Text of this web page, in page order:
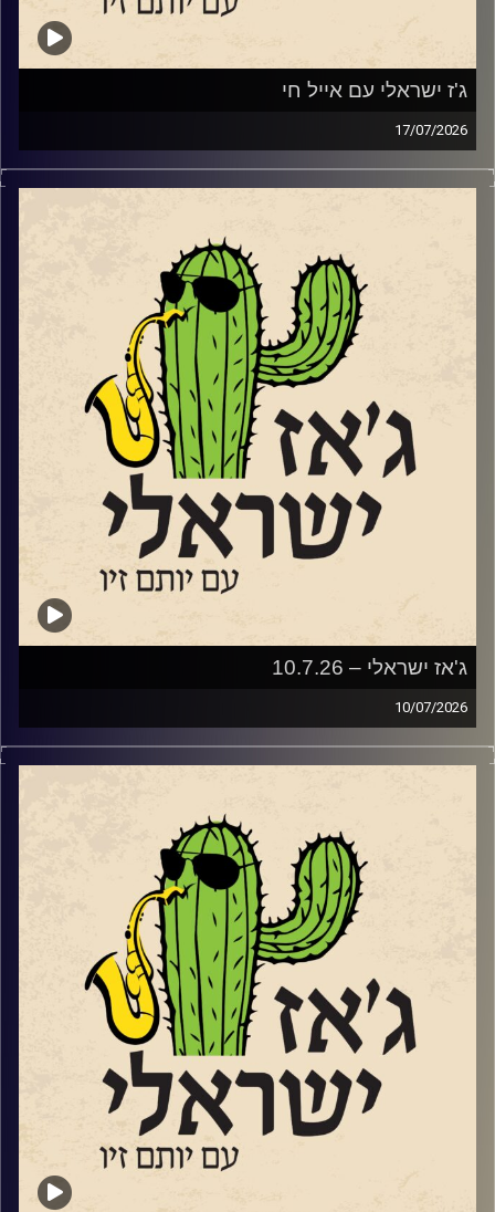
ג'ז ישראלי עם אייל חי
17/07/2026
אייל חי,
Www.Instagram.com/eyalhai
סקסופוניסט, מלחין וזמר משיק בסוף החודש את "אל התפל"
אלבומו השלישי והראשון בו הוא שר בעברית. מופע ההשקה
https://www.goshow.co.il/show/21434/55586
יתקיים במועדון הג'ז "אממה" בתל אביב ב – 29.7.
שוחחנו עם אייל על הלימודים בברקלי והחיים בניו יורק וגם על
שירה נגינה ומה שביניהן.
קרדיט תמונות: רותם בר-אילן
ג'אז ישראלי – 10.7.26
10/07/2026
השבוע בג'ז ישראלי
שהחלה ב – 2.6 ותסתיים ב – 8.9. שוחחנו עם שתיים
מהמוזיקאיות שיופיעו בסדרה.
עידית מינצר שתופיע ב 14.7
עם החמישייה בהובלתה שהופיעה לראשונה בפסטיבל הג'ז
ועם סלעית להב שתופיע
עם ההרכב הברזילאי שלה, "שורולה" ב 28.7
בהמשך לקראת שתי הופעות שלו בשבלול ג'אז בתל אביב
שוחחנו עם הפסנתרן טמיר הנדלמן שמגיע להשיק את אלבום
החדש שלו עם הזמרת טיירני טוסון.
סיימנו עם סינגל
מתוך האלבום החדש של המלחין והחצוצרן איתמר בורוכוב.